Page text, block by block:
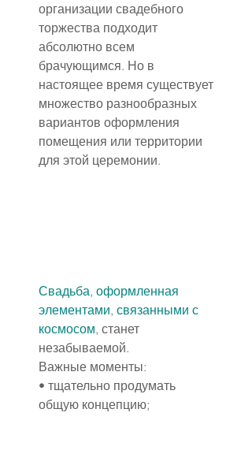
организации свадебного
торжества подходит
абсолютно всем
брачующимся. Но в
настоящее время существует
множество разнообразных
вариантов оформления
помещения или территории
для этой церемонии.
Свадьба, оформленная
элементами, связанными с
космосом, станет
незабываемой.
Важные моменты:
• тщательно продумать
общую концепцию;